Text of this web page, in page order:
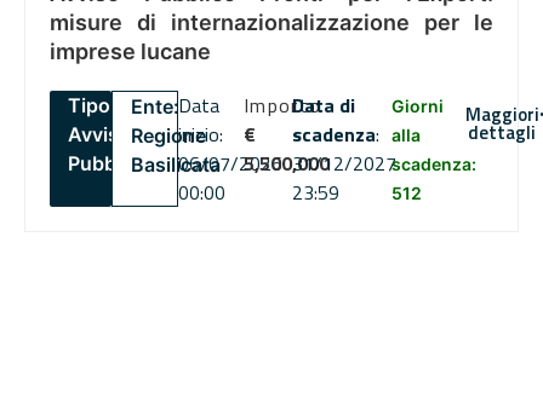
misure di internazionalizzazione per le
imprese lucane
Tipo:
Avviso
Pubblico
Ente:
Regione
Basilicata
Data
inizio:
06/07/2026
00:00
Importo
€
5,500,000
Data di
scadenza:
31/12/2027
23:59
Giorni
alla
scadenza:
512
Maggiori
dettagli